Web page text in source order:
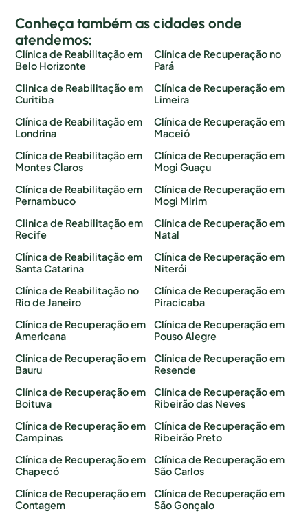
Conheça também as cidades onde
atendemos:
Clínica de Reabilitação em
Belo Horizonte
Clinica de Reabilitação em
Curitiba
Clínica de Reabilitação em
Londrina
Clínica de Reabilitação em
Montes Claros
Clínica de Reabilitação em
Pernambuco
Clinica de Reabilitação em
Recife
Clínica de Reabilitação em
Santa Catarina
Clínica de Reabilitação no
Rio de Janeiro
Clínica de Recuperação em
Americana
Clínica de Recuperação em
Bauru
Clínica de Recuperação em
Boituva
Clínica de Recuperação em
Campinas
Clínica de Recuperação em
Chapecó
Clínica de Recuperação em
Contagem
Clínica de Recuperação no
Pará
Clínica de Recuperação em
Limeira
Clínica de Recuperação em
Maceió
Clínica de Recuperação em
Mogi Guaçu
Clínica de Recuperação em
Mogi Mirim
Clínica de Recuperação em
Natal
Clínica de Recuperação em
Niterói
Clínica de Recuperação em
Piracicaba
Clínica de Recuperação em
Pouso Alegre
Clínica de Recuperação em
Resende
Clínica de Recuperação em
Ribeirão das Neves
Clínica de Recuperação em
Ribeirão Preto
Clínica de Recuperação em
São Carlos
Clínica de Recuperação em
São Gonçalo